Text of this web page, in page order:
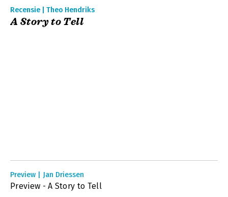
Recensie | Theo Hendriks
A Story to Tell
Preview | Jan Driessen
Preview - A Story to Tell